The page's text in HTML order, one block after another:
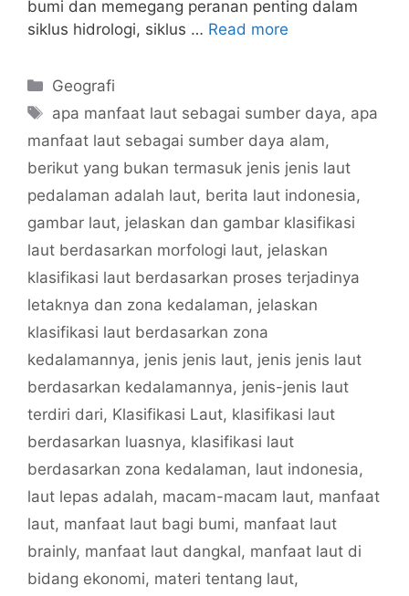
bumi dan memegang peranan penting dalam
siklus hidrologi, siklus … Read more
Categories
Geografi
Tags
apa manfaat laut sebagai sumber daya, apa
manfaat laut sebagai sumber daya alam,
berikut yang bukan termasuk jenis jenis laut
pedalaman adalah laut, berita laut indonesia,
gambar laut, jelaskan dan gambar klasifikasi
laut berdasarkan morfologi laut, jelaskan
klasifikasi laut berdasarkan proses terjadinya
letaknya dan zona kedalaman, jelaskan
klasifikasi laut berdasarkan zona
kedalamannya, jenis jenis laut, jenis jenis laut
berdasarkan kedalamannya, jenis-jenis laut
terdiri dari, Klasifikasi Laut, klasifikasi laut
berdasarkan luasnya, klasifikasi laut
berdasarkan zona kedalaman, laut indonesia,
laut lepas adalah, macam-macam laut, manfaat
laut, manfaat laut bagi bumi, manfaat laut
brainly, manfaat laut dangkal, manfaat laut di
bidang ekonomi, materi tentang laut,